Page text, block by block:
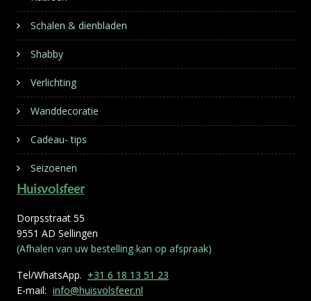
Schalen & dienbladen
Shabby
Verlichting
Wanddecoratie
Cadeau- tips
Seizoenen
Huisvolsfeer
Dorpsstraat 55
9551 AD Sellingen
(Afhalen van uw bestelling kan op afspraak)
Tel/WhatsApp. +31 6 18 13 51 23
E-mail: info@huisvolsfeer.nl